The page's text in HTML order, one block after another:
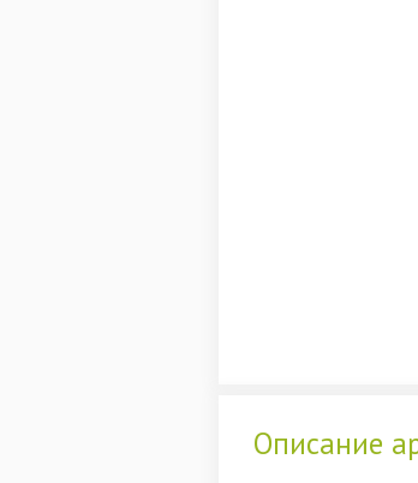
Описание